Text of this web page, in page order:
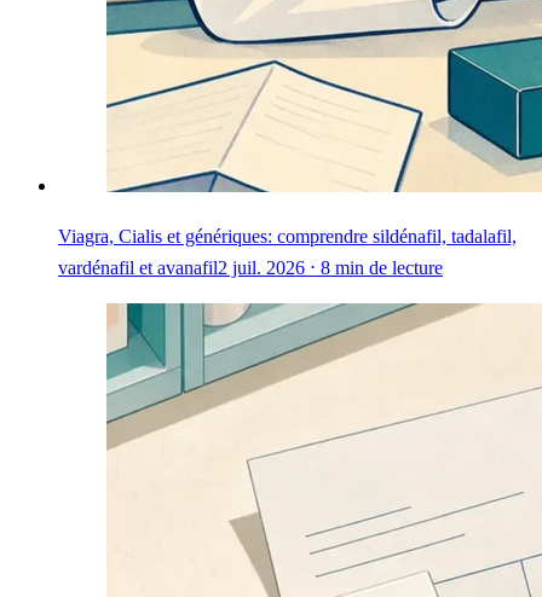
Viagra, Cialis et génériques: comprendre sildénafil, tadalafil,
vardénafil et avanafil2 juil. 2026 ⋅ 8 min de lecture